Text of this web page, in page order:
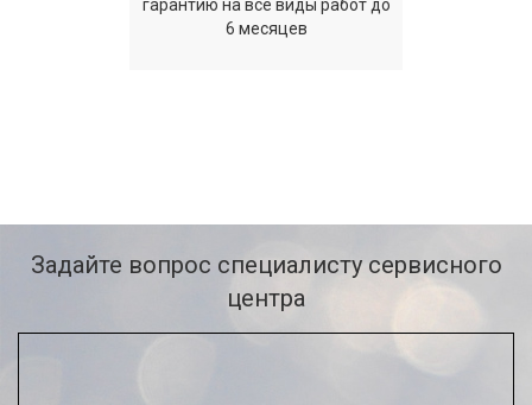
гарантию на все виды работ до
6 месяцев
Задайте вопрос специалисту сервисного
центра